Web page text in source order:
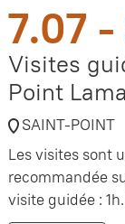
7.07 -
Visites
Point
SAINT-POINT
Les visites sont
recommandée
visite guidée :